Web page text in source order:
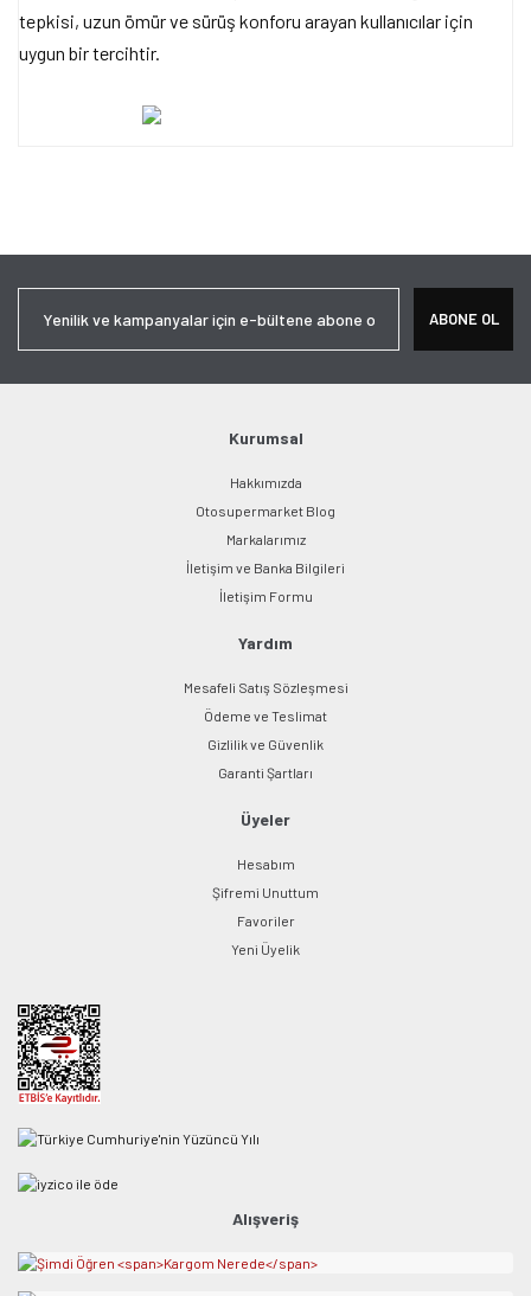
tepkisi, uzun ömür ve sürüş konforu arayan kullanıcılar için
uygun bir tercihtir.
Ürün açıklamasında eksik bilgiler bulunuyor.
Bu ürüne benzer farklı alternatifler olmalı.
Gönder
ABONE OL
Kurumsal
Hakkımızda
Otosupermarket Blog
Markalarımız
İletişim ve Banka Bilgileri
İletişim Formu
Yardım
Mesafeli Satış Sözleşmesi
Ödeme ve Teslimat
Gizlilik ve Güvenlik
Garanti Şartları
Üyeler
Hesabım
Şifremi Unuttum
Favoriler
Yeni Üyelik
Alışveriş